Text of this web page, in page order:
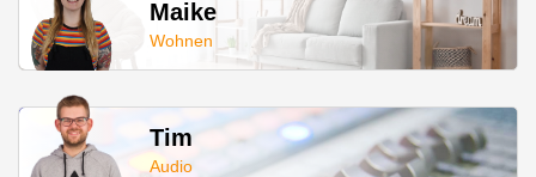
Maike
Wohnen
Tim
Audio